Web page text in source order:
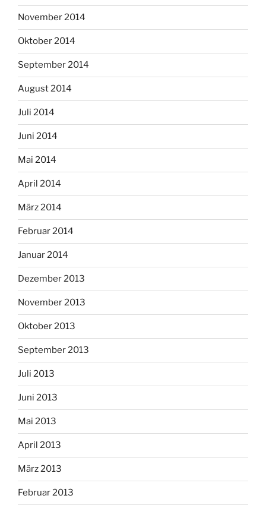
November 2014
Oktober 2014
September 2014
August 2014
Juli 2014
Juni 2014
Mai 2014
April 2014
März 2014
Februar 2014
Januar 2014
Dezember 2013
November 2013
Oktober 2013
September 2013
Juli 2013
Juni 2013
Mai 2013
April 2013
März 2013
Februar 2013